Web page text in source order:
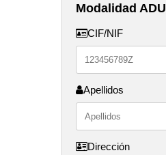
Modalidad
CIF/NIF
Apellidos
Dirección